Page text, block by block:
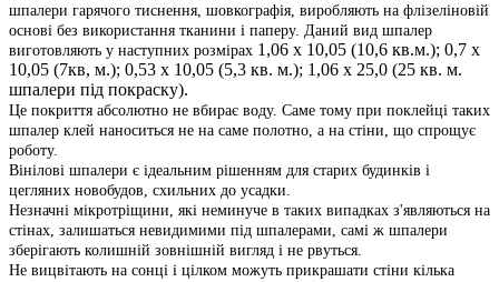
шпалери гарячого тиснення, шовкографія, виробляють на флізеліновій
основі без використання тканини і паперу. Даний вид шпалер
виготовляють у наступних розмірах 1,06 х 10,05 (10,6 кв.м.); 0,7 х
10,05 (7кв, м.); 0,53 х 10,05 (5,3 кв. м.); 1,06 х 25,0 (25 кв. м.
шпалери під покраску).
Це покриття абсолютно не вбирає воду. Саме тому при поклейці таких
шпалер клей наноситься не на саме полотно, а на стіни, що спрощує
роботу.
Вінілові шпалери є ідеальним рішенням для старих будинків і
цегляних новобудов, схильних до усадки.
Незначні мікротріщини, які неминуче в таких випадках з'являються на
стінах, залишаться невидимими під шпалерами, самі ж шпалери
зберігають колишній зовнішній вигляд і не рвуться.
Не вицвітають на сонці і цілком можуть прикрашати стіни кілька